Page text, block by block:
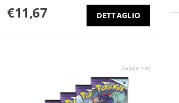
€11,67 DETTAGLIO
Codice: 137